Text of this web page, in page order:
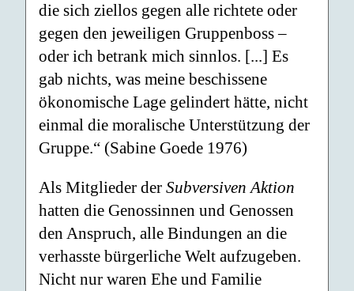
die sich ziellos gegen alle richtete oder
gegen den jeweiligen Gruppenboss –
oder ich betrank mich sinnlos. [...] Es
gab nichts, was meine beschissene
ökonomische Lage gelindert hätte, nicht
einmal die moralische Unterstützung der
Gruppe.“ (Sabine Goede 1976)
Als Mitglieder der Subversiven Aktion
hatten die Genossinnen und Genossen
den Anspruch, alle Bindungen an die
verhasste bürgerliche Welt aufzugeben.
Nicht nur waren Ehe und Familie